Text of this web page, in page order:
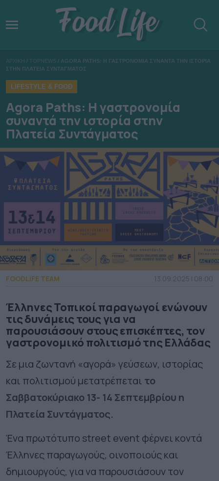
ΑΡΧΙΚΗ / TOPNEWS / AGORA PATHS: Η ΓΑΣΤΡΟΝΟΜΙΑ ΣΥΝΑΝΤΑ ΤΗΝ ΙΣΤΟΡΙΑ
ΣΤΗΝ ΠΛΑΤΕΙΑ ΣΥΝΤΑΓΜΑΤΟΣ
LIFESTYLE & FOOD
Agora Paths: Η γαστρονομία
συναντά την ιστορία στην
Πλατεία Συντάγματος
FOODLIFE TEAM 13.09.2025 | 08:00
Έλληνες Τοπικοί παραγωγοί ενώνουν
τις δυνάμεις τους για να
παρουσιάσουν στους επισκέπτες, τον
γαστρονομικό πολιτισμό της Ελλάδας
Σε μια ζωντανή «αγορά» γεύσεων, ιστορίας
και πολιτισμού μετατρέπεται το
Σαββατοκύριακο 13- 14 Σεπτεμβρίου η
Πλατεία Συντάγματος.
Ένα πρωτότυπο street event φέρνει κοντά
Έλληνες παραγωγούς, οινοποιούς και
δημιουργούς, για να παρουσιάσουν τον